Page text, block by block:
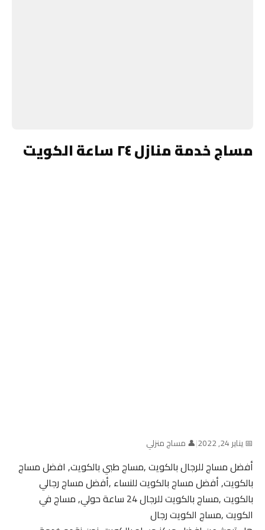
مساج خدمة منازل ٢٤ ساعة الكويت
📅 يناير 24, 2022 |👤 مساج منزلي
أفضل مساج للرجال بالكويت ,مساج طبي بالكويت, افضل مساج
بالكويت, أفضل مساج بالكويت للنساء ,أفضل مساج رجالي
بالكويت ,مساج بالكويت للرجال 24 ساعة حولي, مساج في
الكويت ,مساج الكويت رجال